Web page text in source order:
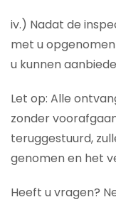
iv.) Nadat de
met u
u kunnen
Let op: Alle
zonder
teruggestuurd,
genomen en het
Heeft u vragen?